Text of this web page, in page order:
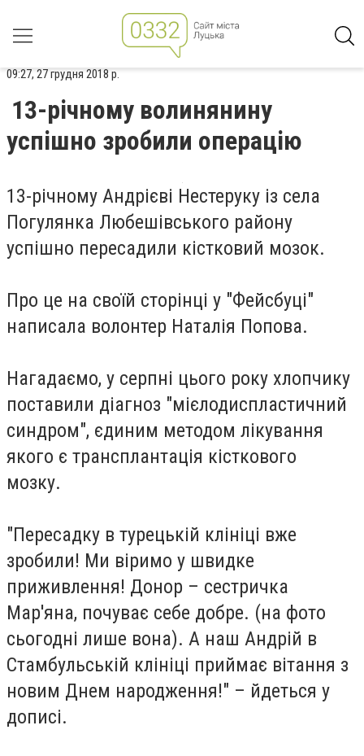
09:27, 27 грудня 2018 р.
13-річному волинянину
успішно зробили операцію
13-річному Андрієві Нестеруку із села
Погулянка Любешівського району
успішно пересадили кістковий мозок.
Про це на своїй сторінці у "Фейсбуці"
написала волонтер Наталія Попова.
Нагадаємо, у серпні цього року хлопчику
поставили діагноз "мієлодиспластичний
синдром", єдиним методом лікування
якого є трансплантація кісткового
мозку.
"Пересадку в турецькій клініці вже
зробили! Ми віримо у швидке
приживлення! Донор – сестричка
Мар'яна, почуває себе добре. (на фото
сьогодні лише вона). А наш Андрій в
Стамбульській клініці приймає вітання з
новим Днем народження!" – йдеться у
дописі.